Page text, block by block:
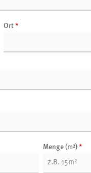
Ort *
Menge (m²) *